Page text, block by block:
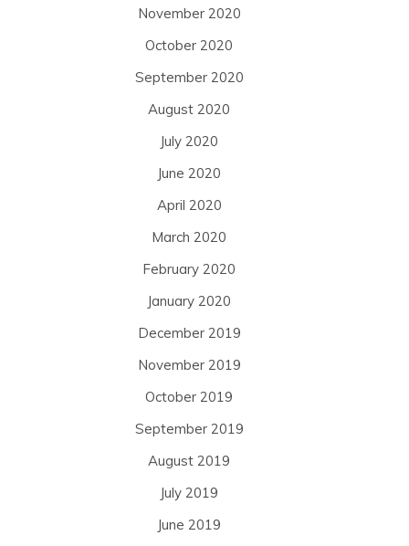
November 2020
October 2020
September 2020
August 2020
July 2020
June 2020
April 2020
March 2020
February 2020
January 2020
December 2019
November 2019
October 2019
September 2019
August 2019
July 2019
June 2019